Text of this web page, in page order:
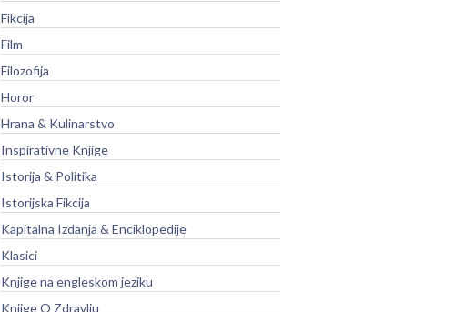
Fikcija
Film
Filozofija
Horor
Hrana & Kulinarstvo
Inspirativne Knjige
Istorija & Politika
Istorijska Fikcija
Kapitalna Izdanja & Enciklopedije
Klasici
Knjige na engleskom jeziku
Knjige O Zdravlju